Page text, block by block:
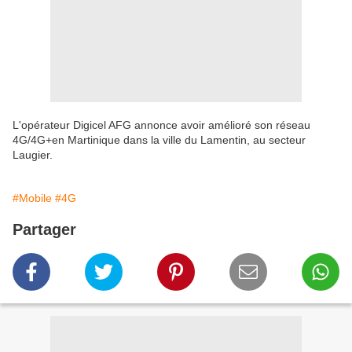
L'opérateur Digicel AFG annonce avoir amélioré son réseau
4G/4G+en Martinique dans la ville du Lamentin, au secteur
Laugier.
#Mobile #4G
Partager